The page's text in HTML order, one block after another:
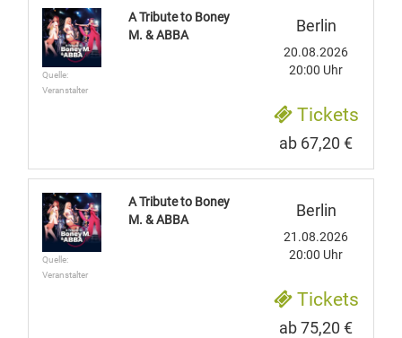
Quelle:
Veranstalter
A Tribute to Boney
M. & ABBA
Berlin
20.08.2026
20:00 Uhr
Tickets
ab 67,20 €
Quelle:
Veranstalter
A Tribute to Boney
M. & ABBA
Berlin
21.08.2026
20:00 Uhr
Tickets
ab 75,20 €